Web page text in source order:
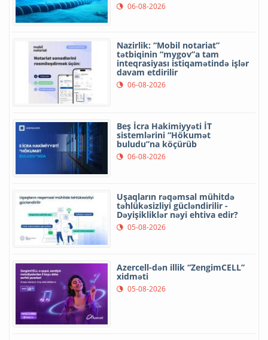
06-08-2026
Nazirlik: “Mobil notariat”
tətbiqinin “mygov”a tam
inteqrasiyası istiqamətində işlər
davam etdirilir
06-08-2026
Beş İcra Hakimiyyəti İT
sistemlərini “Hökumət
buludu”na köçürüb
06-08-2026
Uşaqların rəqəmsal mühitdə
təhlükəsizliyi gücləndirilir -
Dəyişikliklər nəyi ehtiva edir?
05-08-2026
Azercell-dən illik “ZengimCELL”
xidməti
05-08-2026